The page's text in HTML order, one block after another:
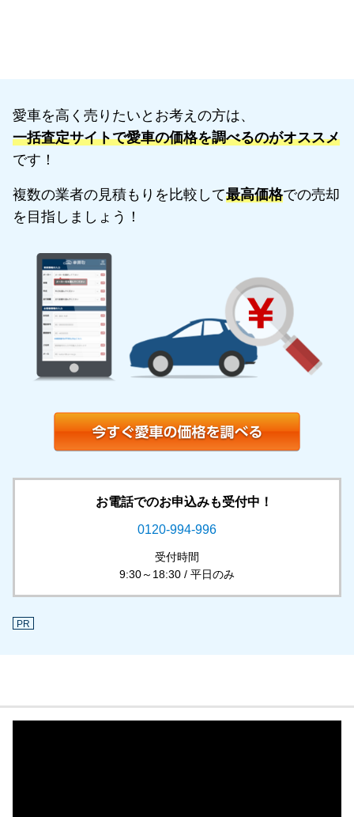
愛車を高く売りたいとお考えの方は、
一括査定サイトで愛車の価格を調べるのがオススメ
です！
複数の業者の見積もりを比較して最高価格での売却
を目指しましょう！
お電話でのお申込みも受付中！
0120-994-996
受付時間
9:30～18:30 / 平日のみ
PR